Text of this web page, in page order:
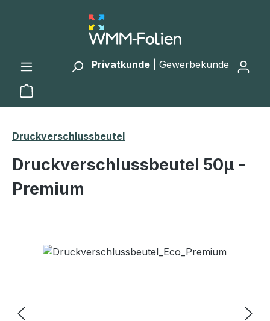
Zum Hauptinhalt springen
Privatkunde Gewerbekunde
Warenkorb enthält 0 Positionen. Der
Druckverschlussbeutel
Druckverschlussbeutel 50μ -
Premium
Bildergalerie überspringen